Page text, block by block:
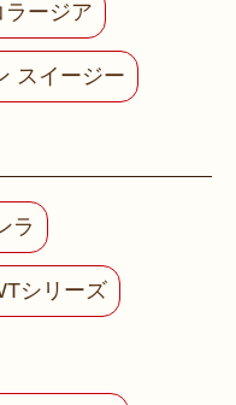
ラージア
スイージー
ラ
シリーズ